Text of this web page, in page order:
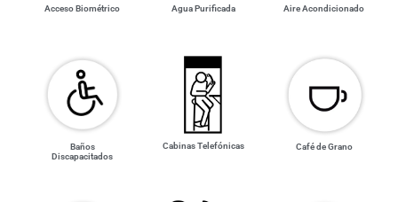
Acceso Biométrico Agua Purificada Aire Acondicionado
Baños
Discapacitados
Cabinas Telefónicas Café de Grano